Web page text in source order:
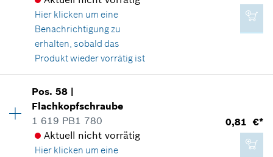
Versandkosten
IN DEN WARENKORB
10,15 €*
*Alle Preise inkl. Mehrwertsteuer zzgl.
IN DEN WARENKORB
Verwendungsnachweis
In Darstellung zeigen
0,81 €*
*Alle Preise inkl. Mehrwertsteuer zzgl.
Versandkosten
Hier klicken um eine
Benachrichtigung zu
erhalten, sobald das
Produkt wieder vorrätig ist
Preisgruppe
Ersatzteilinformationen
Verwendungsnachweis
In Darstellung zeigen
Pos.58 |
Flachkopfschraube
1 619 PB1 780
Aktuell nicht vorrätig
Hier klicken um eine
0,81 €*